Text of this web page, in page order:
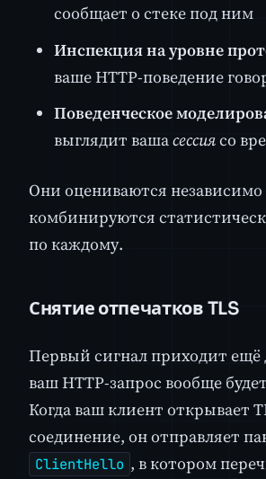
сообщает о стеке под ним
Инспекция на уровне
ваше HTTP-поведение
Поведенческое
выглядит вашасессиясо
Они оцениваются независимо
комбинируются
по каждому.
Снятие отпечатков TLS
Первый сигнал приходит ещё
ваш HTTP-запрос вообще
Когда ваш клиент открывает
соединение, он отправляет
ClientHello , в котором